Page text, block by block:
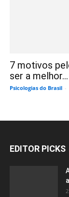
7 motivos
ser a melhor...
Psicologias do Brasil -
EDITOR PICKS